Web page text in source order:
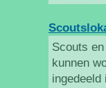
Scouts
kunnen